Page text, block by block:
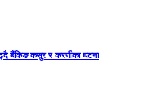
बैंकिङ कसुर र करणीका घटना